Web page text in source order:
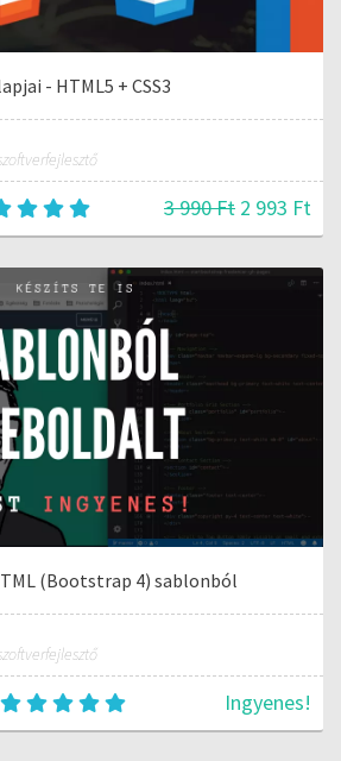
- HTML5 + CSS3
3 990 Ft 2 993 Ft
(Bootstrap 4) sablonból
Ingyenes!